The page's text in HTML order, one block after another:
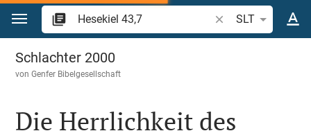
Zum Inhalt springen
Bibelstelle oder
SLT
Hesekiel 43
Schlachter 2000
vonGenfer Bibelgesellschaft
Die Herrlichkeit des